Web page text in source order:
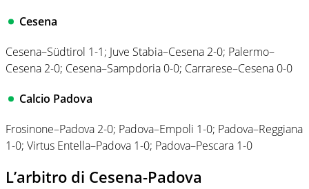
Cesena
Cesena–Südtirol 1-1; Juve Stabia–Cesena 2-0; Palermo–
Cesena 2-0; Cesena–Sampdoria 0-0; Carrarese–Cesena 0-0
Calcio Padova
Frosinone–Padova 2-0; Padova–Empoli 1-0; Padova–Reggiana
1-0; Virtus Entella–Padova 1-0; Padova–Pescara 1-0
L’arbitro di Cesena-Padova